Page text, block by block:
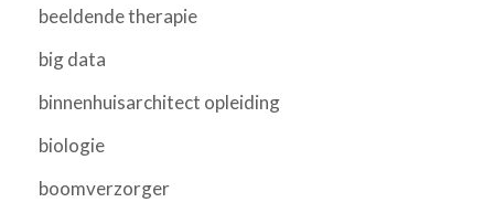
beeldende therapie
big data
binnenhuisarchitect opleiding
biologie
boomverzorger